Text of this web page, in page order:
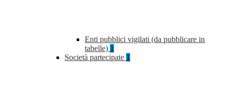
Enti pubblici vigilati (da pubblicare in
tabelle) 1
Società partecipate 1